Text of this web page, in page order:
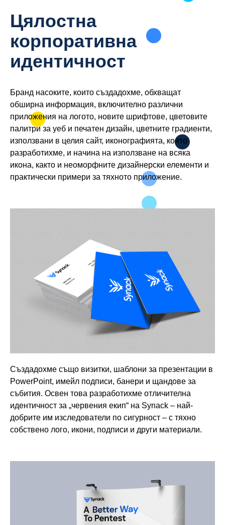
Цялостна
корпоративна
идентичност
Бранд насоките, които създадохме, обхващат
обширна информация, включително различни
приложения на логото, новите шрифтове, цветовите
палитри за уеб и печатен дизайн, цветните градиенти,
използвани в целия сайт, иконографията, която
разработихме, и начина на използване на всяка
икона, както и неоморфните дизайнерски елементи и
практически примери за тяхното приложение.
Създадохме също визитки, шаблони за презентации в
PowerPoint, имейл подписи, банери и щандове за
събития. Освен това разработихме отличителна
идентичност за „червения екип“ на Synack – най-
добрите им изследователи по сигурност – с тяхно
собствено лого, икони, подписи и други материали.